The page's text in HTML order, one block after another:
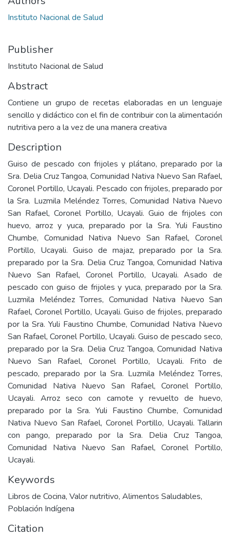
Instituto Nacional de Salud
Publisher
Instituto Nacional de Salud
Abstract
Contiene un grupo de recetas elaboradas en un lenguaje
sencillo y didáctico con el fin de contribuir con la alimentación
nutritiva pero a la vez de una manera creativa
Description
Guiso de pescado con frijoles y plátano, preparado por la
Sra. Delia Cruz Tangoa, Comunidad Nativa Nuevo San Rafael,
Coronel Portillo, Ucayali. Pescado con frijoles, preparado por
la Sra. Luzmila Meléndez Torres, Comunidad Nativa Nuevo
San Rafael, Coronel Portillo, Ucayali. Guio de frijoles con
huevo, arroz y yuca, preparado por la Sra. Yuli Faustino
Chumbe, Comunidad Nativa Nuevo San Rafael, Coronel
Portillo, Ucayali. Guiso de majaz, preparado por la Sra.
preparado por la Sra. Delia Cruz Tangoa, Comunidad Nativa
Nuevo San Rafael, Coronel Portillo, Ucayali. Asado de
pescado con guiso de frijoles y yuca, preparado por la Sra.
Luzmila Meléndez Torres, Comunidad Nativa Nuevo San
Rafael, Coronel Portillo, Ucayali. Guiso de frijoles, preparado
por la Sra. Yuli Faustino Chumbe, Comunidad Nativa Nuevo
San Rafael, Coronel Portillo, Ucayali. Guiso de pescado seco,
preparado por la Sra. Delia Cruz Tangoa, Comunidad Nativa
Nuevo San Rafael, Coronel Portillo, Ucayali. Frito de
pescado, preparado por la Sra. Luzmila Meléndez Torres,
Comunidad Nativa Nuevo San Rafael, Coronel Portillo,
Ucayali. Arroz seco con camote y revuelto de huevo,
preparado por la Sra. Yuli Faustino Chumbe, Comunidad
Nativa Nuevo San Rafael, Coronel Portillo, Ucayali. Tallarin
con pango, preparado por la Sra. Delia Cruz Tangoa,
Comunidad Nativa Nuevo San Rafael, Coronel Portillo,
Ucayali.
Keywords
Libros de Cocina, Valor nutritivo, Alimentos Saludables,
Población Indígena
Citation